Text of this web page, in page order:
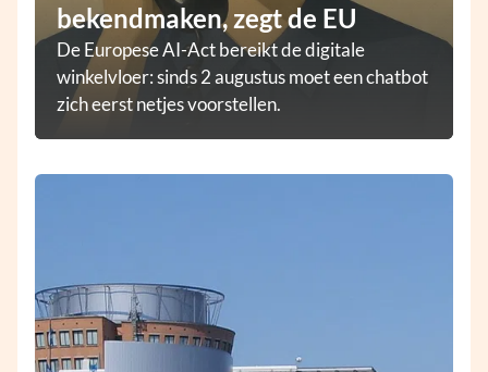
bekendmaken, zegt de EU
De Europese AI-Act bereikt de digitale
winkelvloer: sinds 2 augustus moet een chatbot
zich eerst netjes voorstellen.